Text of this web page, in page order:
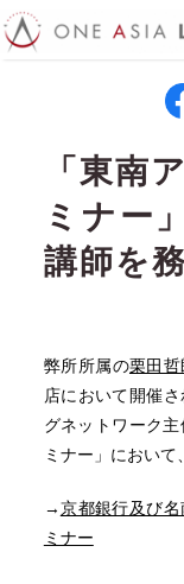
「東南
ミナー
講師を
弊所所属の栗田
店において開催
グネットワーク
ミナー」において
→京都銀行及び
ミナー